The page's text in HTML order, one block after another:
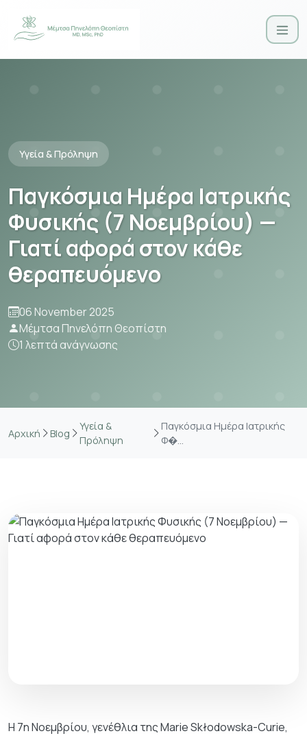
Υγεία & Πρόληψη
Παγκόσμια Ημέρα Ιατρικής
Φυσικής (7 Νοεμβρίου) —
Γιατί αφορά στον κάθε
θεραπευόμενο
06 November 2025
Μέμτσα Πηνελόπη Θεοπίστη
1 λεπτά ανάγνωσης
Αρχική Blog
Υγεία &
Πρόληψη
Παγκόσμια Ημέρα Ιατρικής
Φ�...
Η 7η Νοεμβρίου, γενέθλια της Marie Skłodowska-Curie,